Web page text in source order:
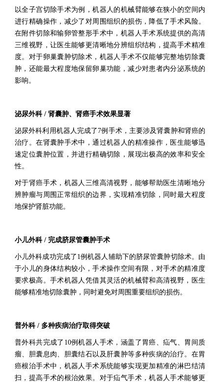
以全子宫切除手术为例，机器人的机械臂能够在狭小的空间内
进行精确操作，减少了对周围组织的损伤，降低了手术风险。
在附件切除和输卵管整形手术中，机器人手术系统提供的高清
三维视野，让医生能够更清晰地分辨组织结构，提高手术精准
度。对于卵巢囊肿切除术，机器人手术不仅能够完整地切除囊
肿，还能最大程度地保留卵巢功能，减少对患者内分泌系统的
影响。
泌尿外科 / 肾囊肿、肾癌手术效果显著
泌尿外科利用机器人完成了7例手术，主要涉及肾囊肿和肾癌的
治疗。在肾囊肿手术中，通过机器人的精准操作，医生能够迅
速定位囊肿位置，并进行精确切除，展现出极高的效率和安全
性。
对于肾癌手术，机器人三维高清视野，能够帮助医生清晰地分
辨肿瘤与周围正常组织的边界，实现精准切除，同时最大程度
地保护肾脏功能。
小儿外科 / 完成脐尿管囊肿手术
小儿外科成功完成了1例机器人辅助下的脐尿管囊肿切除术。由
于小儿的身体结构较小，手术操作空间有限，对手术的精准度
要求极高。手术机器人凭借其灵活的机械臂和高清视野，医生
能够精准地切除囊肿，同时避免对周围重要组织的损伤。
普外科 / 多种疾病治疗取得突破
普外科共完成了10例机器人手术，涵盖了胃癌、疝气、胃间质
瘤、胆囊息肉、胆囊结石以及肝囊肿等多种疾病的治疗。在胃
癌根治手术中，机器人手术系统能够实现更加精准的淋巴结清
扫，提高手术的根治效果。对于疝气手术，机器人手术能够更